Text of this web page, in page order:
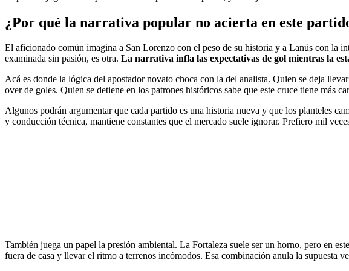
¿Por qué la narrativa popular no acierta en este
El aficionado común imagina a San Lorenzo con el peso de su historia y a Lanús con la
examinada sin pasión, es otra. La narrativa infla las expectativas de gol mientras la
Acá es donde la lógica del apostador novato choca con la del analista. Quien se deja
over de goles. Quien se detiene en los patrones históricos sabe que este cruce tiene más
Algunos podrán argumentar que cada partido es una historia nueva y que los planteles
y conducción técnica, mantiene constantes que el mercado suele ignorar. Prefiero mil
También juega un papel la presión ambiental. La Fortaleza suele ser un horno, pero en
fuera de casa y llevar el ritmo a terrenos incómodos. Esa combinación anula la supuesta